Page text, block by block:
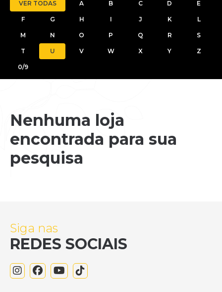
VER TODAS A B C D E
F G H I J K L
M N O P Q R S
T U V W X Y Z
0/9
Nenhuma loja
encontrada para sua
pesquisa
Siga nas
REDES SOCIAIS